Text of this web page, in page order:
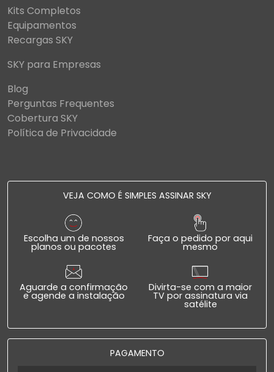
Kits Completos
Equipamentos
Recargas SKY
SKY para Empresas
Blog
Perguntas Frequentes
Cobertura SKY
Política de Privacidade
VEJA COMO É SIMPLES ASSINAR SKY
Escolha um de nossos
planos ou pacotes
Faça o pedido por aqui
mesmo
Aguarde a confirmação
e agende a instalação
Divirta-se com a maior
TV por assinatura via
satélite
PAGAMENTO